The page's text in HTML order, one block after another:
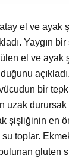
el ve ayak
Yaygın
el ve ayak
bir
uzak
şişliğinin en
toplar.
gluten